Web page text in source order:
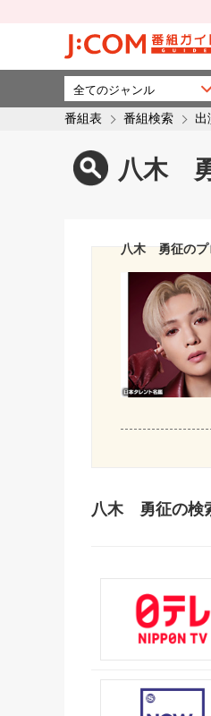
番組表 番組検索 出
八木
八木 勇征のプ
八木 勇征の検